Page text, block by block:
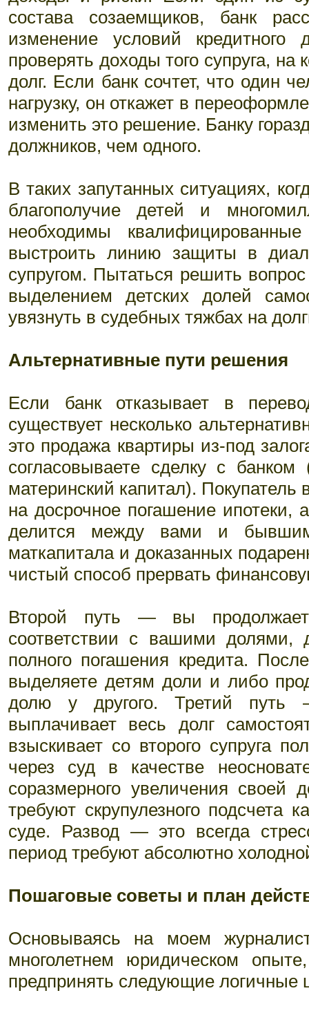
состава созаемщиков, банк
изменение условий кредитного
проверять доходы того супруга, на
долг. Если банк сочтет, что один
нагрузку, он откажет в
изменить это решение. Банку
должников, чем одного.
В таких запутанных ситуациях,
благополучие детей и
необходимы
выстроить линию защиты в
супругом. Пытаться решить
выделением детских долей
увязнуть в судебных тяжбах на
Альтернативные пути решения
Если банк отказывает в
существует несколько
это продажа квартиры из-под
согласовываете сделку с
материнский капитал). Покупатель
на досрочное погашение
делится между вами и
маткапитала и доказанных
чистый способ прервать
Второй путь — вы
соответствии с вашими долями,
полного погашения кредита.
выделяете детям доли и либо
долю у другого. Третий путь
выплачивает весь долг
взыскивает со второго супруга
через суд в качестве
соразмерного увеличения своей
требуют скрупулезного подсчета
суде. Развод — это всегда
период требуют абсолютно
Пошаговые советы и план
Основываясь на моем
многолетнем юридическом
предпринять следующие логичные